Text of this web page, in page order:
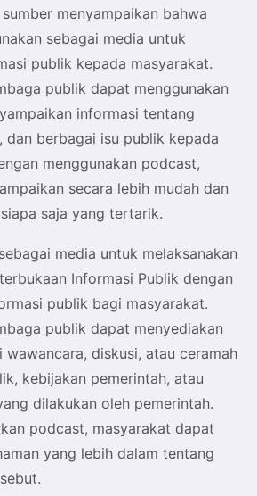
menyampaikan bahwa
sebagai media untuk
publik kepada masyarakat.
publik dapat menggunakan
informasi tentang
dan berbagai isu publik kepada
menggunakan podcast,
secara lebih mudah dan
saja yang tertarik.
media untuk melaksanakan
Informasi Publik dengan
publik bagi masyarakat.
publik dapat menyediakan
diskusi, atau ceramah
kebijakan pemerintah, atau
dilakukan oleh pemerintah.
podcast, masyarakat dapat
yang lebih dalam tentang